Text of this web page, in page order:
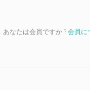
. あなたは会員ですか ? 会員に